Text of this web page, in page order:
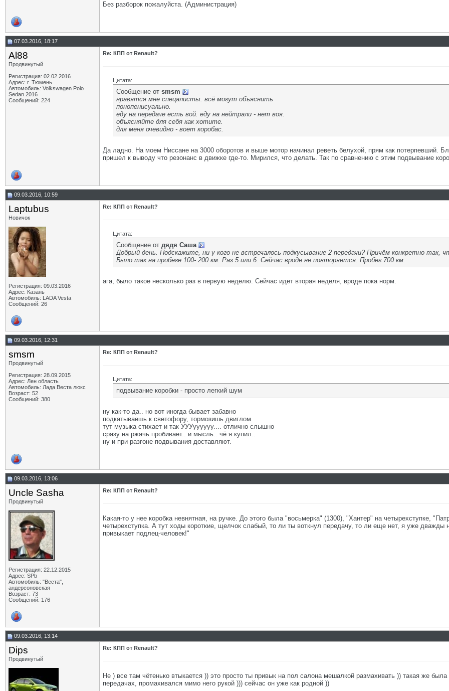
Без разборок пожалуйста. (Администрация)
07.03.2016, 18:17
Al88
Продвинутый
Регистрация: 02.02.2016
Адрес: г. Тюмень
Автомобиль: Volkswagen Polo
Sedan 2016
Сообщений: 224
Re: КПП от Renault?
Цитата:
Сообщение от smsm
нравятся мне спецалисты. всё могут объяснить
понопенисуально.
еду на передаче есть вой. еду на нейтрали - нет воя.
объясняйте для себя как хотите.
для меня очевидно - воет коробас.
Да ладно. На моем Ниссане на 3000 оборотов и выше мотор начинал реветь белухой, прям как потерпевший.
пришел к выводу что резонанс в движке где-то. Мирился, что делать. Так по сравнению с этим подвывание
09.03.2016, 10:59
Laptubus
Новичок
Регистрация: 09.03.2016
Адрес: Казань
Автомобиль: LADA Vesta
Сообщений: 26
Re: КПП от Renault?
Цитата:
Сообщение от дядя Саша
Добрый день. Подскажите, ни у кого не встречалось подкусывание 2 передачи? Причём конкретно так,
Было так на пробеге 100- 200 км. Раз 5 или 6. Сейчас вроде не повторяется. Пробег 700 км.
ага, было такое несколько раз в первую неделю. Сейчас идет вторая неделя, вроде пока норм.
09.03.2016, 12:31
smsm
Продвинутый
Регистрация: 28.09.2015
Адрес: Лен область
Автомобиль: Лада Веста люкс
Возраст: 52
Сообщений: 380
Re: КПП от Renault?
Цитата:
подвывание коробки - просто легкий шум
ну как-то да.. но вот иногда бывает забавно
подкатываешь к светофору, тормозишь двиглом
тут музыка стихает и так УУУуууууу.... отлично слышно
сразу на ржачь пробивает.. и мысль.. чё я купил..
ну и при разгоне подвывания доставляют.
09.03.2016, 13:06
Uncle Sasha
Продвинутый
Регистрация: 22.12.2015
Адрес: SPb
Автомобиль: "Веста",
андерсоновская
Возраст: 73
Сообщений: 176
Re: КПП от Renault?
Какая-то у нее коробка невнятная, на ручке. До этого была "восьмерка" (1300), "Хантер" на четырехступке,
четырехступка. А тут ходы короткие, щелчок слабый, то ли ты воткнул передачу, то ли еще нет, я уже
привыкает подлец-человек!"
09.03.2016, 13:14
Dips
Продвинутый
Re: КПП от Renault?
Не ) все там чётенько втыкается )) это просто ты привык на пол салона мешалкой размахивать )) такая же
передачах, промахивался мимо него рукой ))) сейчас он уже как родной ))